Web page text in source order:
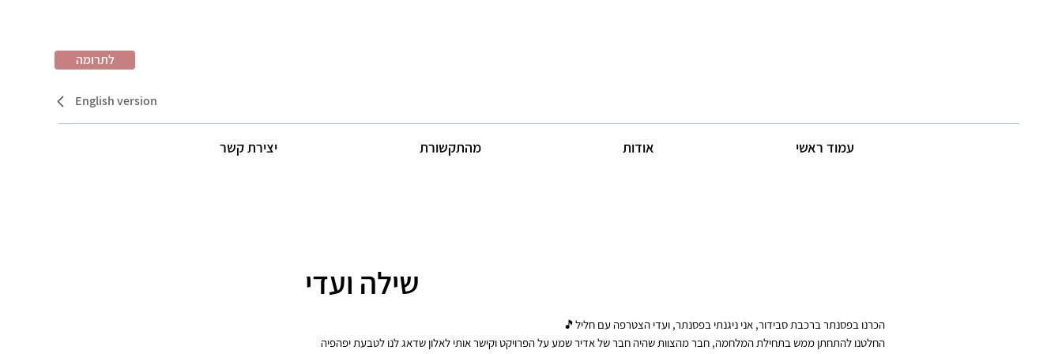
לתרומה
English version
עמוד ראשי אודות מהתקשורת יצירת קשר
שילה ועדי
הכרנו בפסנתר ברכבת סבידור, אני ניגנתי בפסנתר, ועדי הצטרפה עם חליל🎵
החלטנו להתחתן ממש בתחילת המלחמה, חבר מהצוות שהיה חבר של אדיר שמע על הפרויקט וקישר אותי לאלון שדאג לנו לטבעת יפהפיה